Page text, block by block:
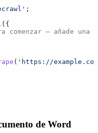
;
({
comenzar — añade una
( 'https://
de Word